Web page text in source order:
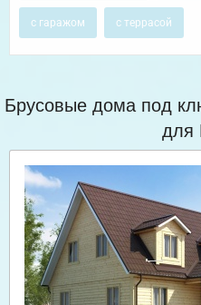
с гаражом с террасой
Брусовые дома под